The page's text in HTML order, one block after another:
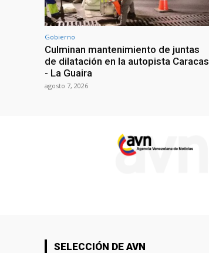
Gobierno
Culminan mantenimiento de juntas
de dilatación en la autopista Caracas
- La Guaira
agosto 7, 2026
SELECCIÓN DE AVN